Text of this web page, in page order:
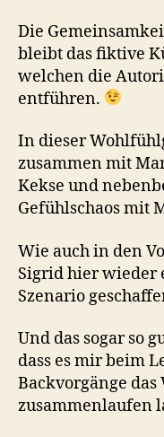
Die
bleibt das fiktive
welchen die
entführen.
In dieser
zusammen mit
Kekse und
Gefühlschaos mit
Wie auch in den
Sigrid hier wieder
Szenario
Und das sogar so
dass es mir beim
Backvorgänge
zusammenlaufen